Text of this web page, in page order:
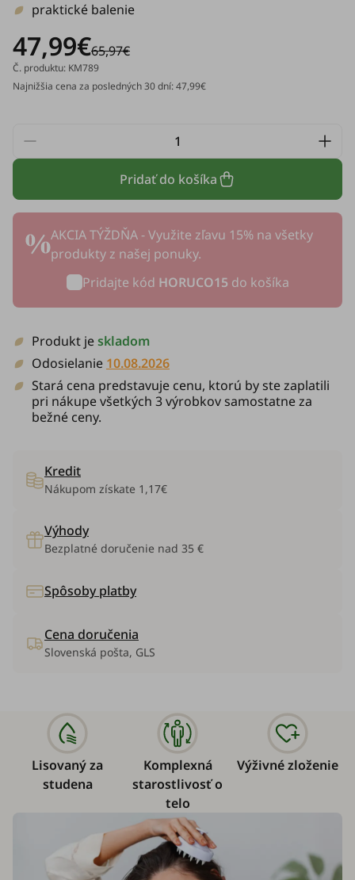
praktické balenie
47,99€65,97€
Č. produktu: KM789
Najnižšia cena za posledných 30 dní: 47,99€
Pridať do košíka
AKCIA TÝŽDŇA - Využite zľavu 15% na všetky
produkty z našej ponuky.
Pridajte kód HORUCO15 do košíka
Produkt jeskladom
Odosielanie 10.08.2026
Stará cena predstavuje cenu, ktorú by ste zaplatili
pri nákupe všetkých 3 výrobkov samostatne za
bežné ceny.
Kredit
Nákupom získate 1,17€
Výhody
Bezplatné doručenie nad 35 €
Spôsoby platby
Cena doručenia
Slovenská pošta, GLS
Lisovaný za
studena
Komplexná
starostlivosť o
telo
Výživné zloženie